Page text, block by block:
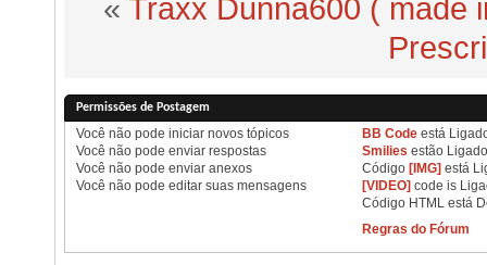
« Traxx Dunna600 ( made
Permissões de Postagem
Você não pode iniciar novos tópicos
Você não pode enviar respostas
Você não pode enviar anexos
Você não pode editar suas mensagens
BB Codeestá
Smilies estão
Código [IMG] está
[VIDEO] code is
Código HTML está
Regras do Fórum